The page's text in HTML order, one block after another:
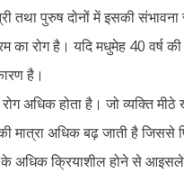
तथा पुरुष दोनों में इसकी संभावना
का रोग है। यदि मधुमेह 40 वर्ष
है।
रोग अधिक होता है। जो व्यक्ति
मात्रा अधिक बढ़ जाती है जिससे
के अधिक क्रियाशील होने से